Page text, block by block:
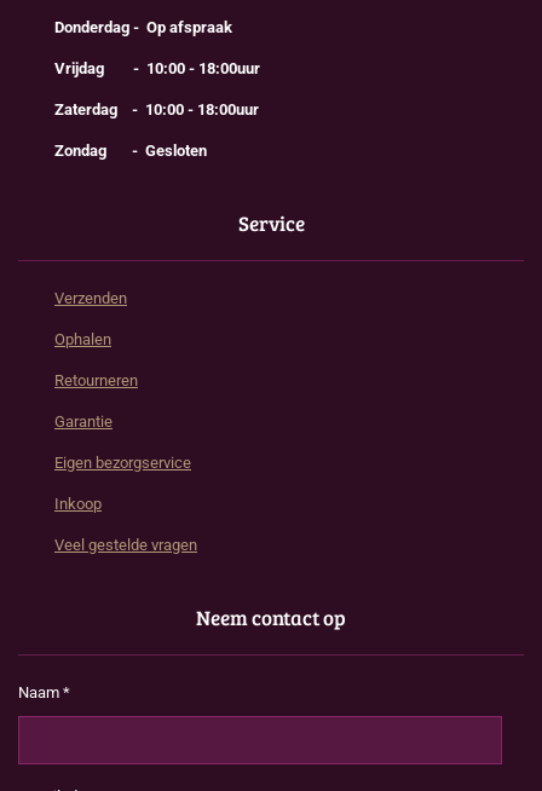
Donderdag - Op afspraak
Vrijdag - 10:00 - 18:00uur
Zaterdag - 10:00 - 18:00uur
Zondag - Gesloten
Service
Verzenden
Ophalen
Retourneren
Garantie
Eigen bezorgservice
Inkoop
Veel gestelde vragen
Neem contact op
Naam *